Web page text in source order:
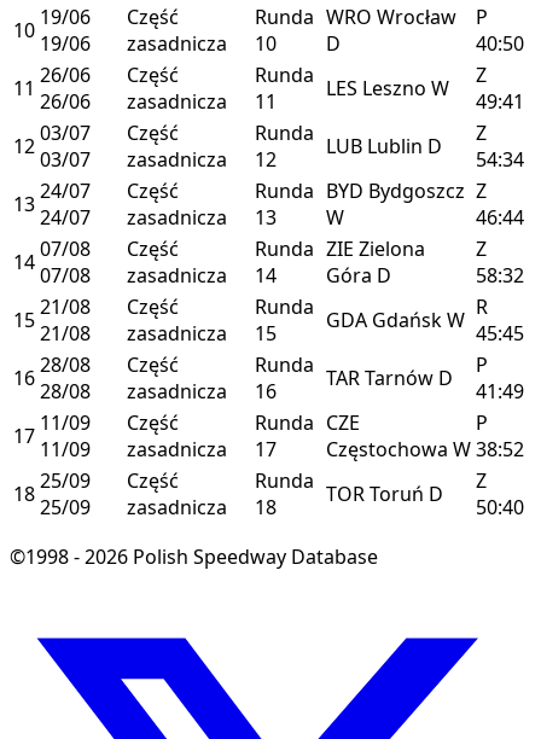
10 19/06
19/06
Część
zasadnicza
Runda
10
WRO Wrocław
D
P
40:50
11 26/06
26/06
Część
zasadnicza
Runda
11
LES Leszno W
Z
49:41
1203/07
03/07
Część
zasadnicza
Runda
12
LUB Lublin D
Z
54:34
1324/07
24/07
Część
zasadnicza
Runda
13
BYD Bydgoszcz
W
Z
46:44
1407/08
07/08
Część
zasadnicza
Runda
14
ZIE Zielona
Góra D
Z
58:32
1521/08
21/08
Część
zasadnicza
Runda
15
GDA GdańskW R
45:45
1628/08
28/08
Część
zasadnicza
Runda
16
TARTarnów D
P
41:49
17 11/09
11/09
Część
zasadnicza
Runda
17
CZE
Częstochowa W
P
38:52
1825/09
25/09
Część
zasadnicza
Runda
18
TORToruń D
Z
50:40
©1998 - 2026 Polish Speedway Database